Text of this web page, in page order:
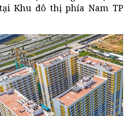
Khu đô thị phía Nam TP